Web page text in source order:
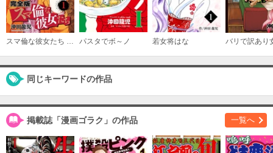
スマ倫な彼女たち 完全版 パスタでボ～ノ 若女将はな
同じキーワードの作品
掲載誌「漫画ゴラク」の作品 一覧へ